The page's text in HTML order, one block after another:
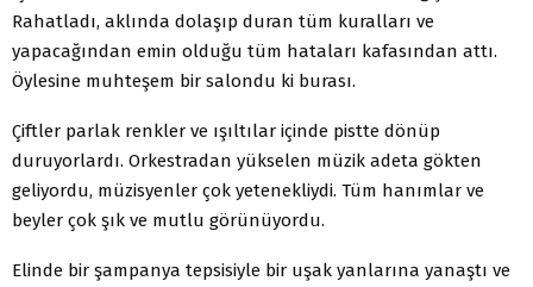
Rahatladı, aklında dolaşıp duran tüm kuralları ve
yapacağından emin olduğu tüm hataları kafasından attı.
Öylesine muhteşem bir salondu ki burası.
Çiftler parlak renkler ve ışıltılar içinde pistte dönüp
duruyorlardı. Orkestradan yükselen müzik adeta gökten
geliyordu, müzisyenler çok yetenekliydi. Tüm hanımlar ve
beyler çok şık ve mutlu görünüyordu.
Elinde bir şampanya tepsisiyle bir uşak yanlarına yanaştı ve